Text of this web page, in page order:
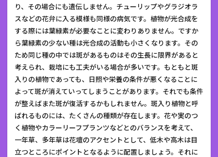
り、その場合にも遺伝しません。チューリップやグラジオラ
スなどの花弁に入る模様も同様の病気です。植物が光合成を
する際には葉緑素が必要なことに変わりありません。ですか
ら葉緑素の少ない種は光合成の活動も小さくなります。その
ため同じ種の中では斑があるものはその生長に限界があると
考えられ、栽培にも工夫がいる場合が多いです。もともと斑
入りの植物であっても、日照や栄養の条件が悪くなることに
よって斑が消えていってしまうことがあります。それでも条件
が整えばまた斑が復活するかもしれません。斑入り植物と呼
ばれるものには、たくさんの種類が存在します。花や実のつ
く植物やカラーリーフプランツなどとのバランスを考えて、
一年草、多年草は花壇のアクセントとして、低木や高木は目
立つところにポイントとなるように配置しましょう。それに